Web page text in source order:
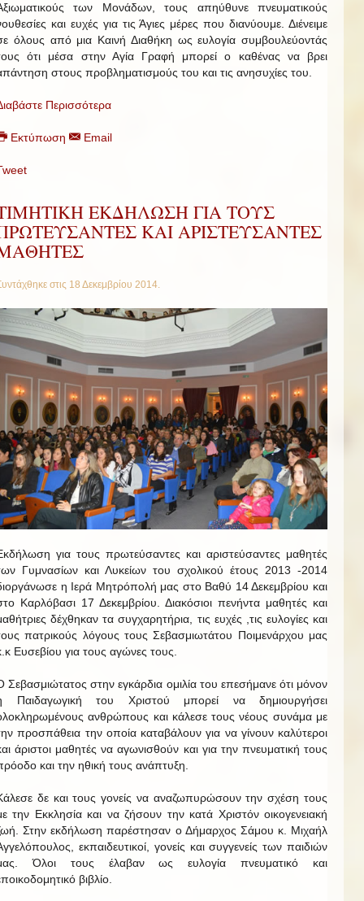
των Μονάδων, τους απηύθυνε πνευματικούς
και ευχές για τις Άγιες μέρες που διανύουμε. Διένειμε
όλους από μια Καινή Διαθήκη ως ευλογία συμβουλεύοντάς
ότι μέσα στην Αγία Γραφή μπορεί ο καθένας να βρει
στους προβληματισμούς του και τις ανησυχίες του.
Περισσότερα
Εκτύπωση Email
ΕΚΔΗΛΩΣΗ ΓΙΑ ΤΟΥΣ
ΚΑΙ ΑΡΙΣΤΕΥΣΑΝΤΕΣ
στις 18 Δεκεμβρίου 2014.
για τους πρωτεύσαντες και αριστεύσαντες μαθητές
Γυμνασίων και Λυκείων του σχολικού έτους 2013 -2014
η Ιερά Μητρόπολή μας στο Βαθύ 14 Δεκεμβρίου και
Καρλόβασι 17 Δεκεμβρίου. Διακόσιοι πενήντα μαθητές και
δέχθηκαν τα συγχαρητήρια, τις ευχές ,τις ευλογίες και
πατρικούς λόγους τους Σεβασμιωτάτου Ποιμενάρχου μας
Ευσεβίου για τους αγώνες τους.
Σεβασμιώτατος στην εγκάρδια ομιλία του επεσήμανε ότι μόνον
Παιδαγωγική του Χριστού μπορεί να δημιουργήσει
ανθρώπους και κάλεσε τους νέους συνάμα με
προσπάθεια την οποία καταβάλουν για να γίνουν καλύτεροι
άριστοι μαθητές να αγωνισθούν και για την πνευματική τους
και την ηθική τους ανάπτυξη.
δε και τους γονείς να αναζωπυρώσουν την σχέση τους
την Εκκλησία και να ζήσουν την κατά Χριστόν οικογενειακή
Στην εκδήλωση παρέστησαν ο Δήμαρχος Σάμου κ. Μιχαήλ
εκπαιδευτικοί, γονείς και συγγενείς των παιδιών
Όλοι τους έλαβαν ως ευλογία πνευματικό και
βιβλίο.